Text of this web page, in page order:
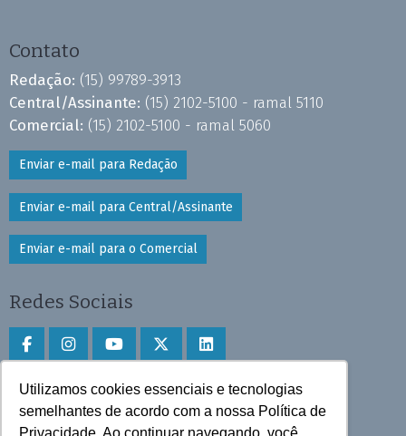
Utilizamos cookies essenciais e tecnologias
semelhantes de acordo com a nossa Política de
Privacidade. Ao continuar navegando, você
Contato
Redação: (15) 99789-3913
Central/Assinante: (15) 2102-5100 - ramal 5110
Comercial: (15) 2102-5100 - ramal 5060
Enviar e-mail para Redação
Enviar e-mail para Central/Assinante
Enviar e-mail para o Comercial
Redes Sociais
Faça download do aplicativo